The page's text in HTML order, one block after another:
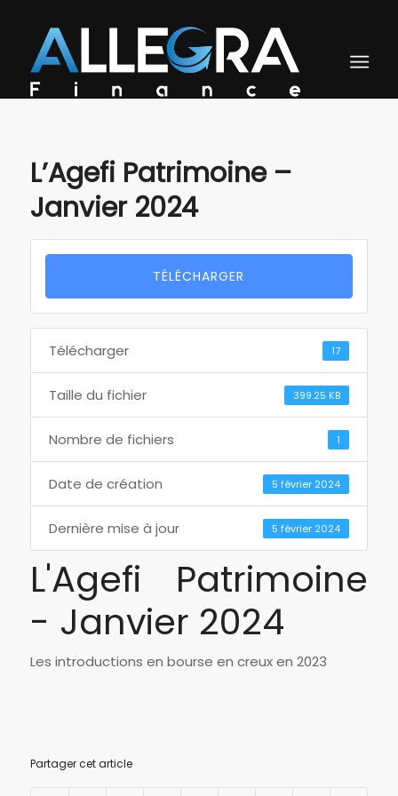
L’Agefi Patrimoine –
Janvier 2024
TÉLÉCHARGER
Télécharger 17
Taille du fichier 399.25 KB
Nombre de fichiers 1
Date de création 5 février 2024
Dernière mise à jour 5 février 2024
L'Agefi Patrimoine
- Janvier 2024
Les introductions en bourse en creux en 2023
Partager cet article